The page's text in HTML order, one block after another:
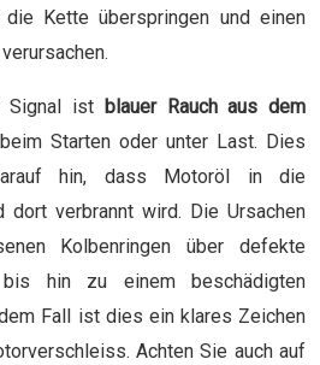
Kette überspringen und einen
Signal ist
blauer Rauch aus dem
Starten oder unter Last. Dies
hin, dass Motoröl in die
dort verbrannt wird. Die Ursachen
Kolbenringen über defekte
bis hin zu einem beschädigten
Fall ist dies ein klares Zeichen
Achten Sie auch auf